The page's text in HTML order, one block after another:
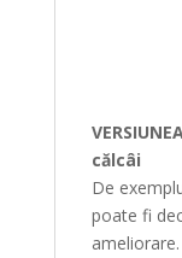
călcâi
De
poate fi
ameliorare.